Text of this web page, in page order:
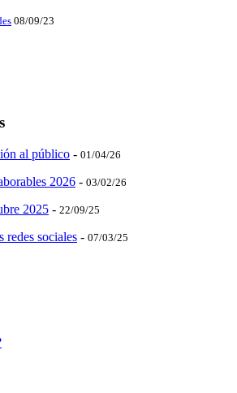
08/09/23
al público - 01/04/26
2026 - 03/02/26
2025 - 22/09/25
redes sociales - 07/03/25